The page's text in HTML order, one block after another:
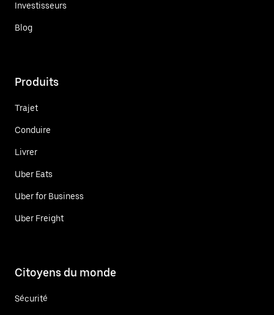
Investisseurs
Blog
Produits
Trajet
Conduire
Livrer
Uber Eats
Uber for Business
Uber Freight
Citoyens du monde
Sécurité